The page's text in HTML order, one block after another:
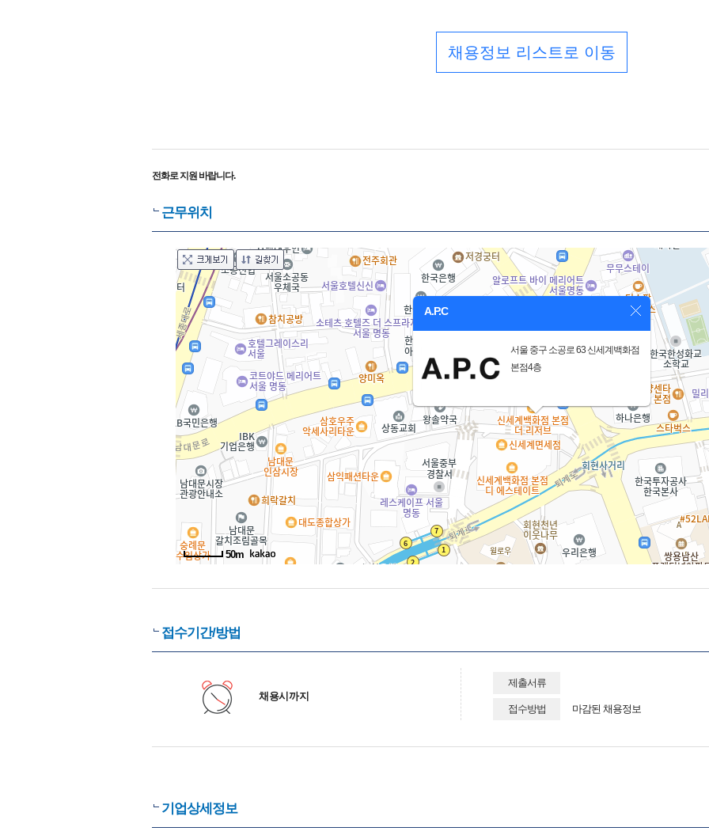
채용정보 리스트로 이동
전화로 지원 바랍니다.
근무위치
A.P.C
서울 중구 소공로 63 신세계백화점
본점4층
50m
접수기간/방법
채용시까지
제출서류
접수방법 마감된 채용정보
기업상세정보